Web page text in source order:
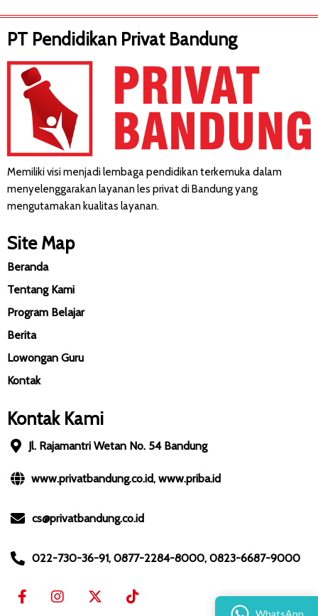
PT Pendidikan Privat Bandung
Memiliki visi menjadi lembaga pendidikan terkemuka dalam
menyelenggarakan layanan les privat di Bandung yang
mengutamakan kualitas layanan.
Site Map
Beranda
Tentang Kami
Program Belajar
Berita
Lowongan Guru
Kontak
Kontak Kami
Jl. Rajamantri Wetan No. 54 Bandung
www.privatbandung.co.id, www.priba.id
cs@privatbandung.co.id
022-730-36-91, 0877-2284-8000, 0823-6687-9000
WhatsApp